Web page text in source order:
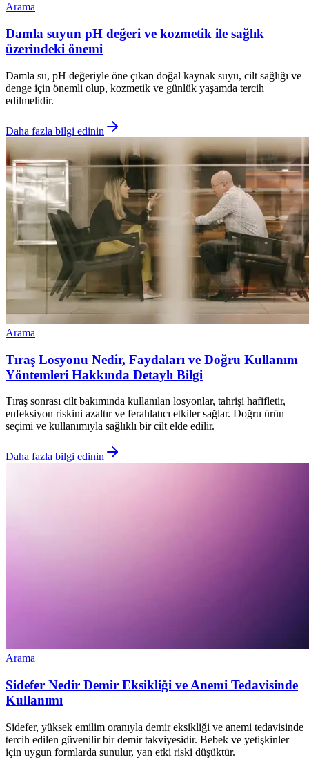
Arama
Damla suyun pH değeri ve kozmetik ile sağlık
üzerindeki önemi
Damla su, pH değeriyle öne çıkan doğal kaynak suyu, cilt sağlığı ve
denge için önemli olup, kozmetik ve günlük yaşamda tercih
edilmelidir.
Daha fazla bilgi edinin
Arama
Tıraş Losyonu Nedir, Faydaları ve Doğru Kullanım
Yöntemleri Hakkında Detaylı Bilgi
Tıraş sonrası cilt bakımında kullanılan losyonlar, tahrişi hafifletir,
enfeksiyon riskini azaltır ve ferahlatıcı etkiler sağlar. Doğru ürün
seçimi ve kullanımıyla sağlıklı bir cilt elde edilir.
Daha fazla bilgi edinin
Arama
Sidefer Nedir Demir Eksikliği ve Anemi Tedavisinde
Kullanımı
Sidefer, yüksek emilim oranıyla demir eksikliği ve anemi tedavisinde
tercih edilen güvenilir bir demir takviyesidir. Bebek ve yetişkinler
için uygun formlarda sunulur, yan etki riski düşüktür.